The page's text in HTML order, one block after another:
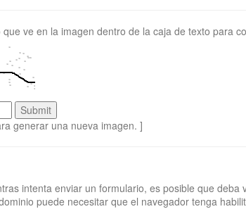
ve en la imagen dentro de la caja de texto para
generar una nueva imagen. ]
intenta enviar un formulario, es posible que deba
puede necesitar que el navegador tenga